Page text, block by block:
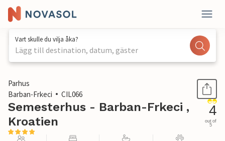
Vart skulle du vilja åka?
Lägg till destination, datum, gäster
1 / 37
Parhus
Barban-Frkeci
CIL066
Semesterhus - Barban-Frkeci ,
Kroatien
4
out of
5